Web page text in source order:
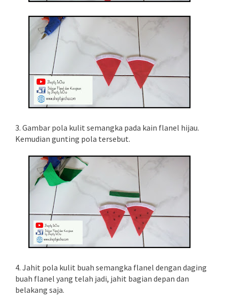
3. Gambar pola kulit semangka pada kain flanel hijau.
Kemudian gunting pola tersebut.
4. Jahit pola kulit buah semangka flanel dengan daging
buah flanel yang telah jadi, jahit bagian depan dan
belakang saja.